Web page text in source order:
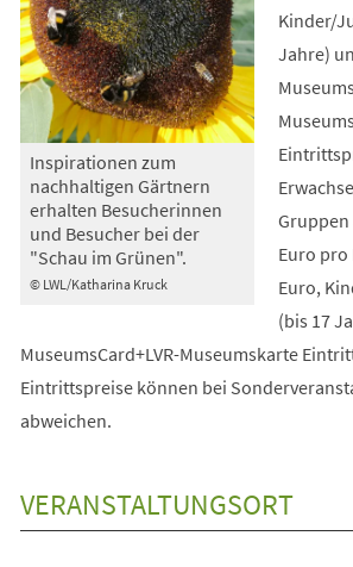
© LWL/Katharina Kruck
Inspirationen zum
nachhaltigen Gärtnern
erhalten Besucherinnen
und Besucher bei der
"Schau im Grünen".
Kinder/
Jahre)
Gruppen
Euro pro
Euro,
(bis 17
MuseumsCard+LVR-Museumskarte
Eintrittspreise können bei
abweichen.
VERANSTALTUNGSORT